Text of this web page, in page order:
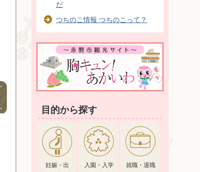
だ
つちのこ情報 つちのこって？
目的から探す
妊娠・出
入園・入学 就職・退職